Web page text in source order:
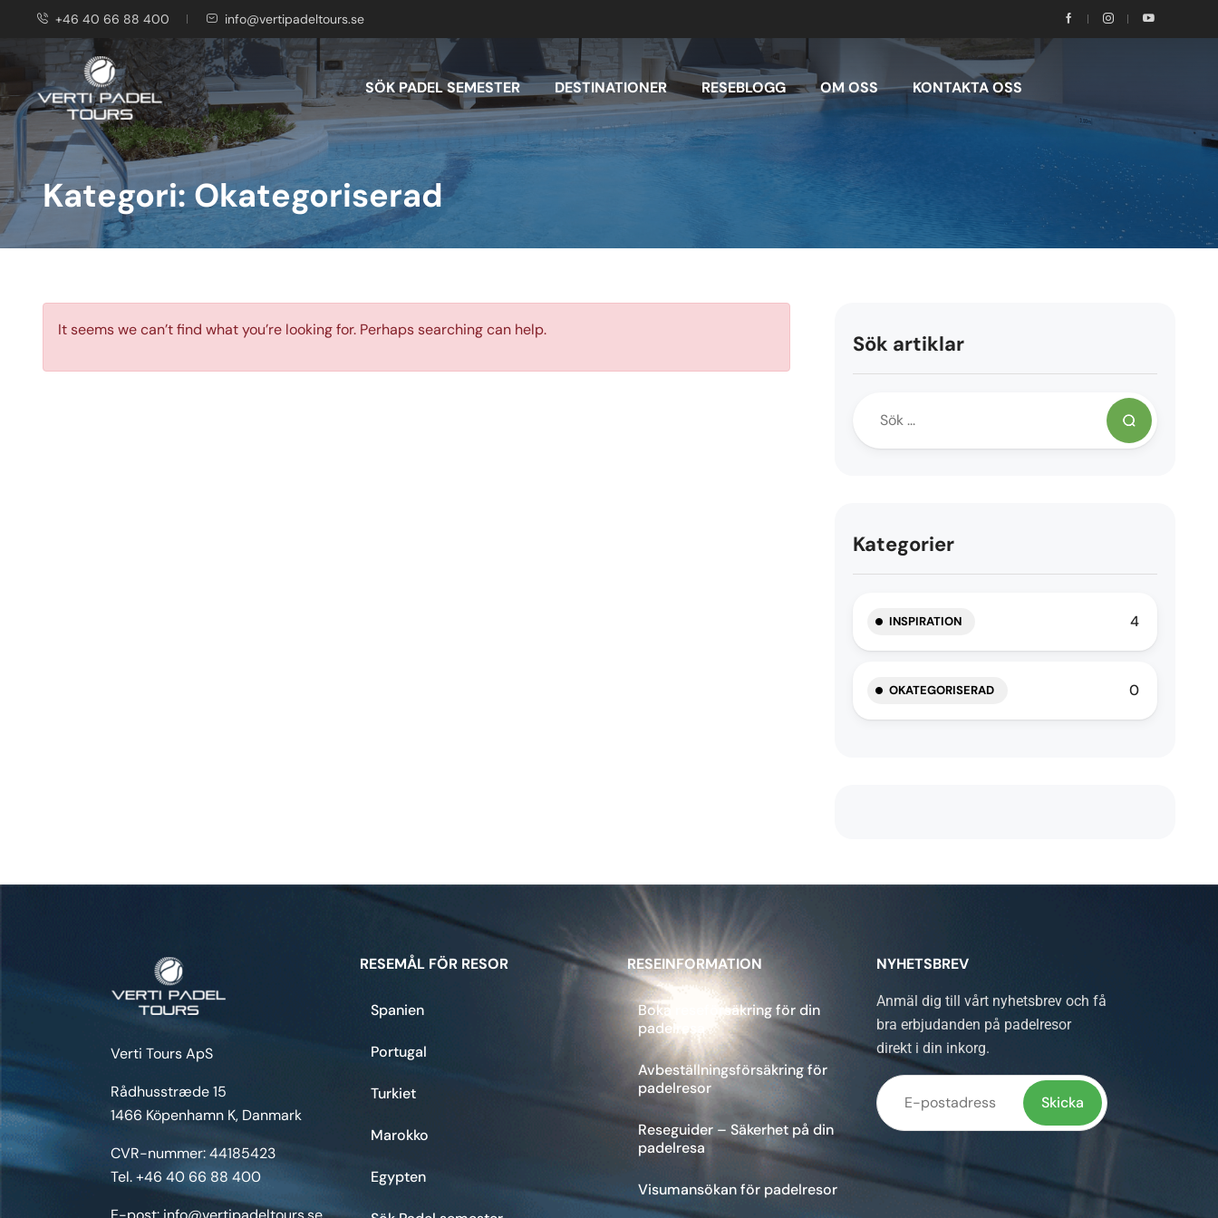
+46 40 66 88 400 info@vertipadeltours.se
SÖK PADEL SEMESTER DESTINATIONER RESEBLOGG OM OSS KONTAKTA OSS
Kategori:Okategoriserad
It seems we can’t find what you’re looking for. Perhaps searching can help.
Sök artiklar
Kategorier
INSPIRATION 4
OKATEGORISERAD 0
Verti Tours ApS
Rådhusstræde 15
1466 Köpenhamn K, Danmark
CVR-nummer: 44185423
Tel. +46 40 66 88 400
RESEMÅL FÖR RESOR
Spanien
Portugal
Turkiet
Marokko
Egypten
RESEINFORMATION
Boka reseförsäkring för din
padelresa
Avbeställningsförsäkring för
padelresor
Reseguider – Säkerhet på din
padelresa
Visumansökan för padelresor
NYHETSBREV
Anmäl dig till vårt nyhetsbrev och få
bra erbjudanden på padelresor
direkt i din inkorg.
fält